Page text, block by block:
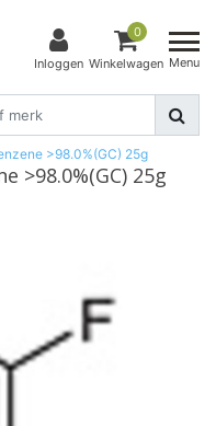
Inloggen
0
Winkelwagen Menu
>98.0%(GC) 25g
>98.0%(GC) 25g